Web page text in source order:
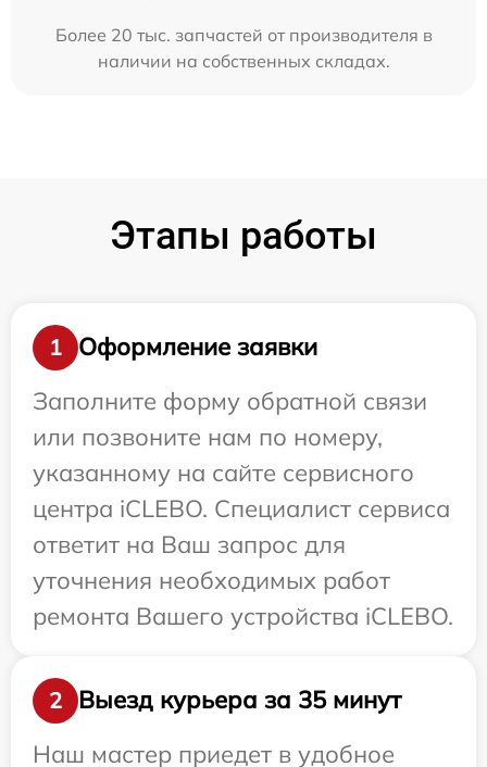
Более 20 тыс. запчастей от производителя в
наличии на собственных складах.
Этапы работы
1
Оформление заявки
Заполните форму обратной связи
или позвоните нам по номеру,
указанному на сайте сервисного
центра iCLEBO. Специалист сервиса
ответит на Ваш запрос для
уточнения необходимых работ
ремонта Вашего устройства iCLEBO.
2
Выезд курьера за 35 минут
Наш мастер приедет в удобное